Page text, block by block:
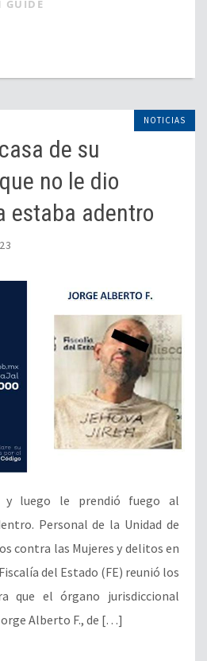
GUIDE
NOTICIAS
de su
no le dio
estaba adentro
y luego le prendió fuego al
Personal de la Unidad de
contra las Mujeres y delitos en
del Estado (FE) reunió los
que el órgano jurisdiccional
Alberto F., de […]